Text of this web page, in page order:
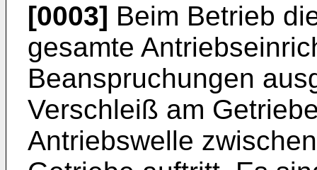
[0003] Beim Betrieb
gesamte
Beanspruchungen
Verschleiß am
Antriebswelle